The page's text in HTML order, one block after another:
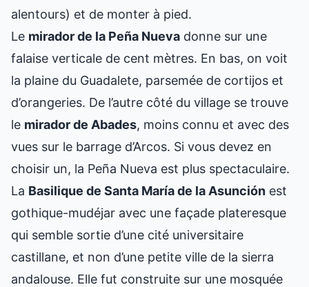
alentours) et de monter à pied.
Le mirador de la Peña Nueva donne sur une
falaise verticale de cent mètres. En bas, on voit
la plaine du Guadalete, parsemée de cortijos et
d’orangeries. De l’autre côté du village se trouve
le mirador de Abades, moins connu et avec des
vues sur le barrage d’Arcos. Si vous devez en
choisir un, la Peña Nueva est plus spectaculaire.
La Basilique de Santa María de la Asunción est
gothique-mudéjar avec une façade plateresque
qui semble sortie d’une cité universitaire
castillane, et non d’une petite ville de la sierra
andalouse. Elle fut construite sur une mosquée